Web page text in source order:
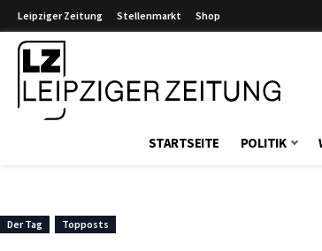
Leipziger Zeitung Stellenmarkt Shop
STARTSEITE POLITIK
Der Tag Topposts